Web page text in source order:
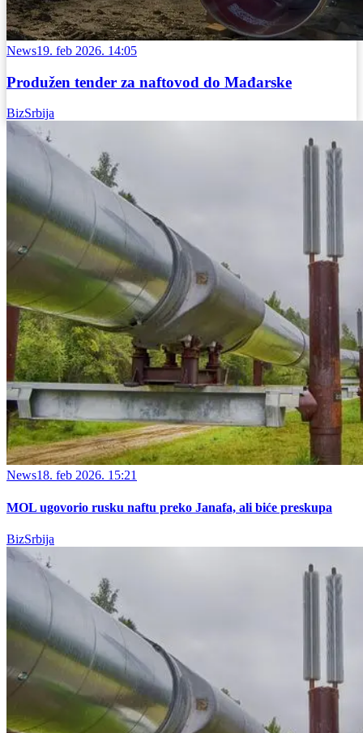
News19. feb 2026. 14:05
Produžen tender za naftovod do Mađarske
BizSrbija
News18. feb 2026. 15:21
MOL ugovorio rusku naftu preko Janafa, ali biće preskupa
BizSrbija